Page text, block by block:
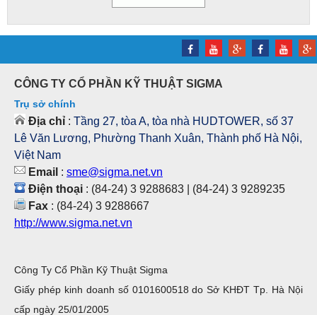
CÔNG TY CỔ PHẦN KỸ THUẬT SIGMA
Trụ sở chính
Địa chỉ : Tầng 27, tòa A, tòa nhà HUDTOWER, số 37
Lê Văn Lương, Phường Thanh Xuân, Thành phố Hà Nội,
Việt Nam
Email : sme@sigma.net.vn
Điện thoại : (84-24) 3 9288683 | (84-24) 3 9289235
Fax : (84-24) 3 9288667
http://www.sigma.net.vn
Công Ty Cổ Phần Kỹ Thuật Sigma
Giấy phép kinh doanh số 0101600518 do Sở KHĐT Tp. Hà Nội
cấp ngày 25/01/2005